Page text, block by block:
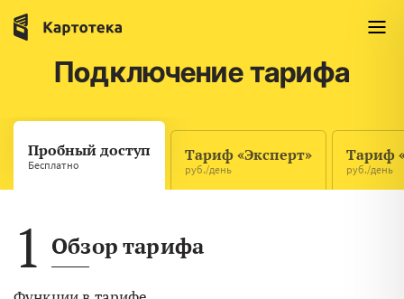
Подключение тарифа
Пробный доступ
Бесплатно
Тариф «Эксперт»
руб./день
Тариф
руб./день
1 Обзор тарифа